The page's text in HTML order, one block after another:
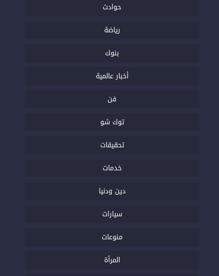
حوادث
رياضة
بنوك
أخبار عالمية
فن
توك شو
تحقيقات
خدمات
دين ودنيا
سيارات
منوعات
المرأة